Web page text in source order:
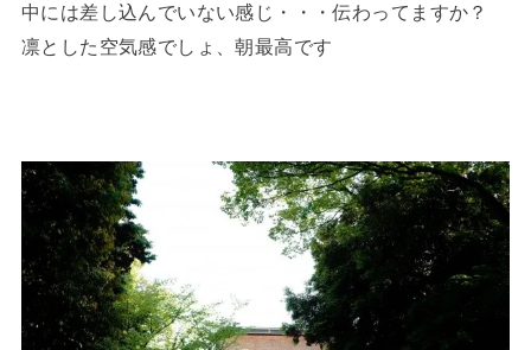
中には差し込んでいない感じ・・・伝わってますか？
凛とした空気感でしょ、朝最高です